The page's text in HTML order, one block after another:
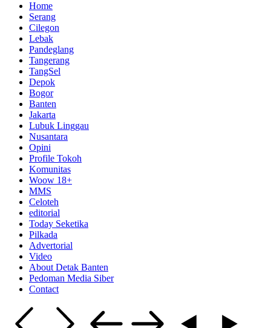
Home
Serang
Cilegon
Lebak
Pandeglang
Tangerang
TangSel
Depok
Bogor
Banten
Jakarta
Lubuk Linggau
Nusantara
Opini
Profile Tokoh
Komunitas
Woow 18+
MMS
Celoteh
editorial
Today Seketika
Pilkada
Advertorial
Video
About Detak Banten
Pedoman Media Siber
Contact